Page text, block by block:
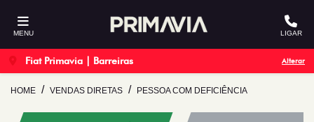
MENU LIGAR
Fiat Primavia | Barreiras Alterar
HOME VENDAS DIRETAS PESSOA COM DEFICIÊNCIA